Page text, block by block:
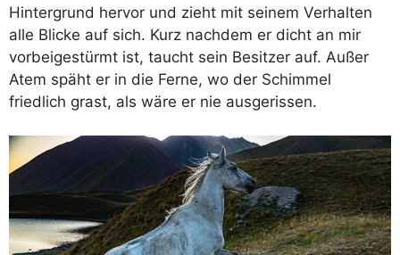
Hintergrund hervor und zieht mit seinem Verhalten
alle Blicke auf sich. Kurz nachdem er dicht an mir
vorbeigestürmt ist, taucht sein Besitzer auf. Außer
Atem späht er in die Ferne, wo der Schimmel
friedlich grast, als wäre er nie ausgerissen.